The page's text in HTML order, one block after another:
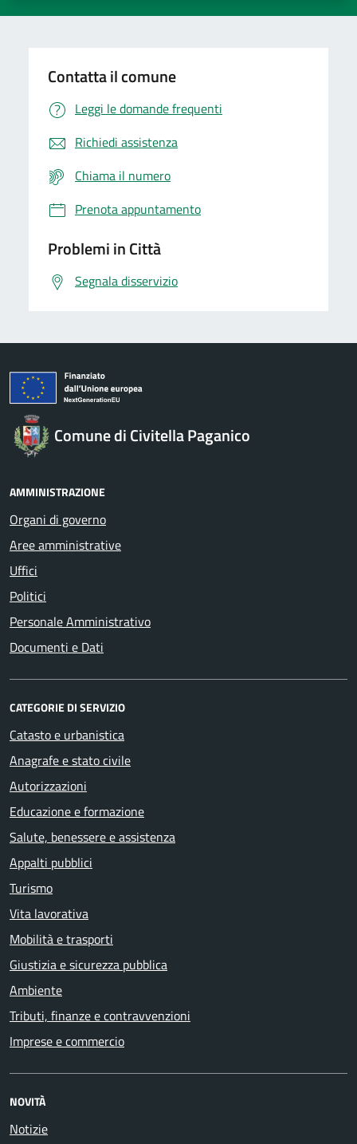
Contatta il comune
Leggi le domande frequenti
Richiedi assistenza
Chiama il numero
Prenota appuntamento
Problemi in Città
Segnala disservizio
Comune di Civitella Paganico
AMMINISTRAZIONE
Organi di governo
Aree amministrative
Uffici
Politici
Personale Amministrativo
Documenti e Dati
CATEGORIE DI SERVIZIO
Catasto e urbanistica
Anagrafe e stato civile
Autorizzazioni
Educazione e formazione
Salute, benessere e assistenza
Appalti pubblici
Turismo
Vita lavorativa
Mobilità e trasporti
Giustizia e sicurezza pubblica
Ambiente
Tributi, finanze e contravvenzioni
Imprese e commercio
NOVITÀ
Notizie